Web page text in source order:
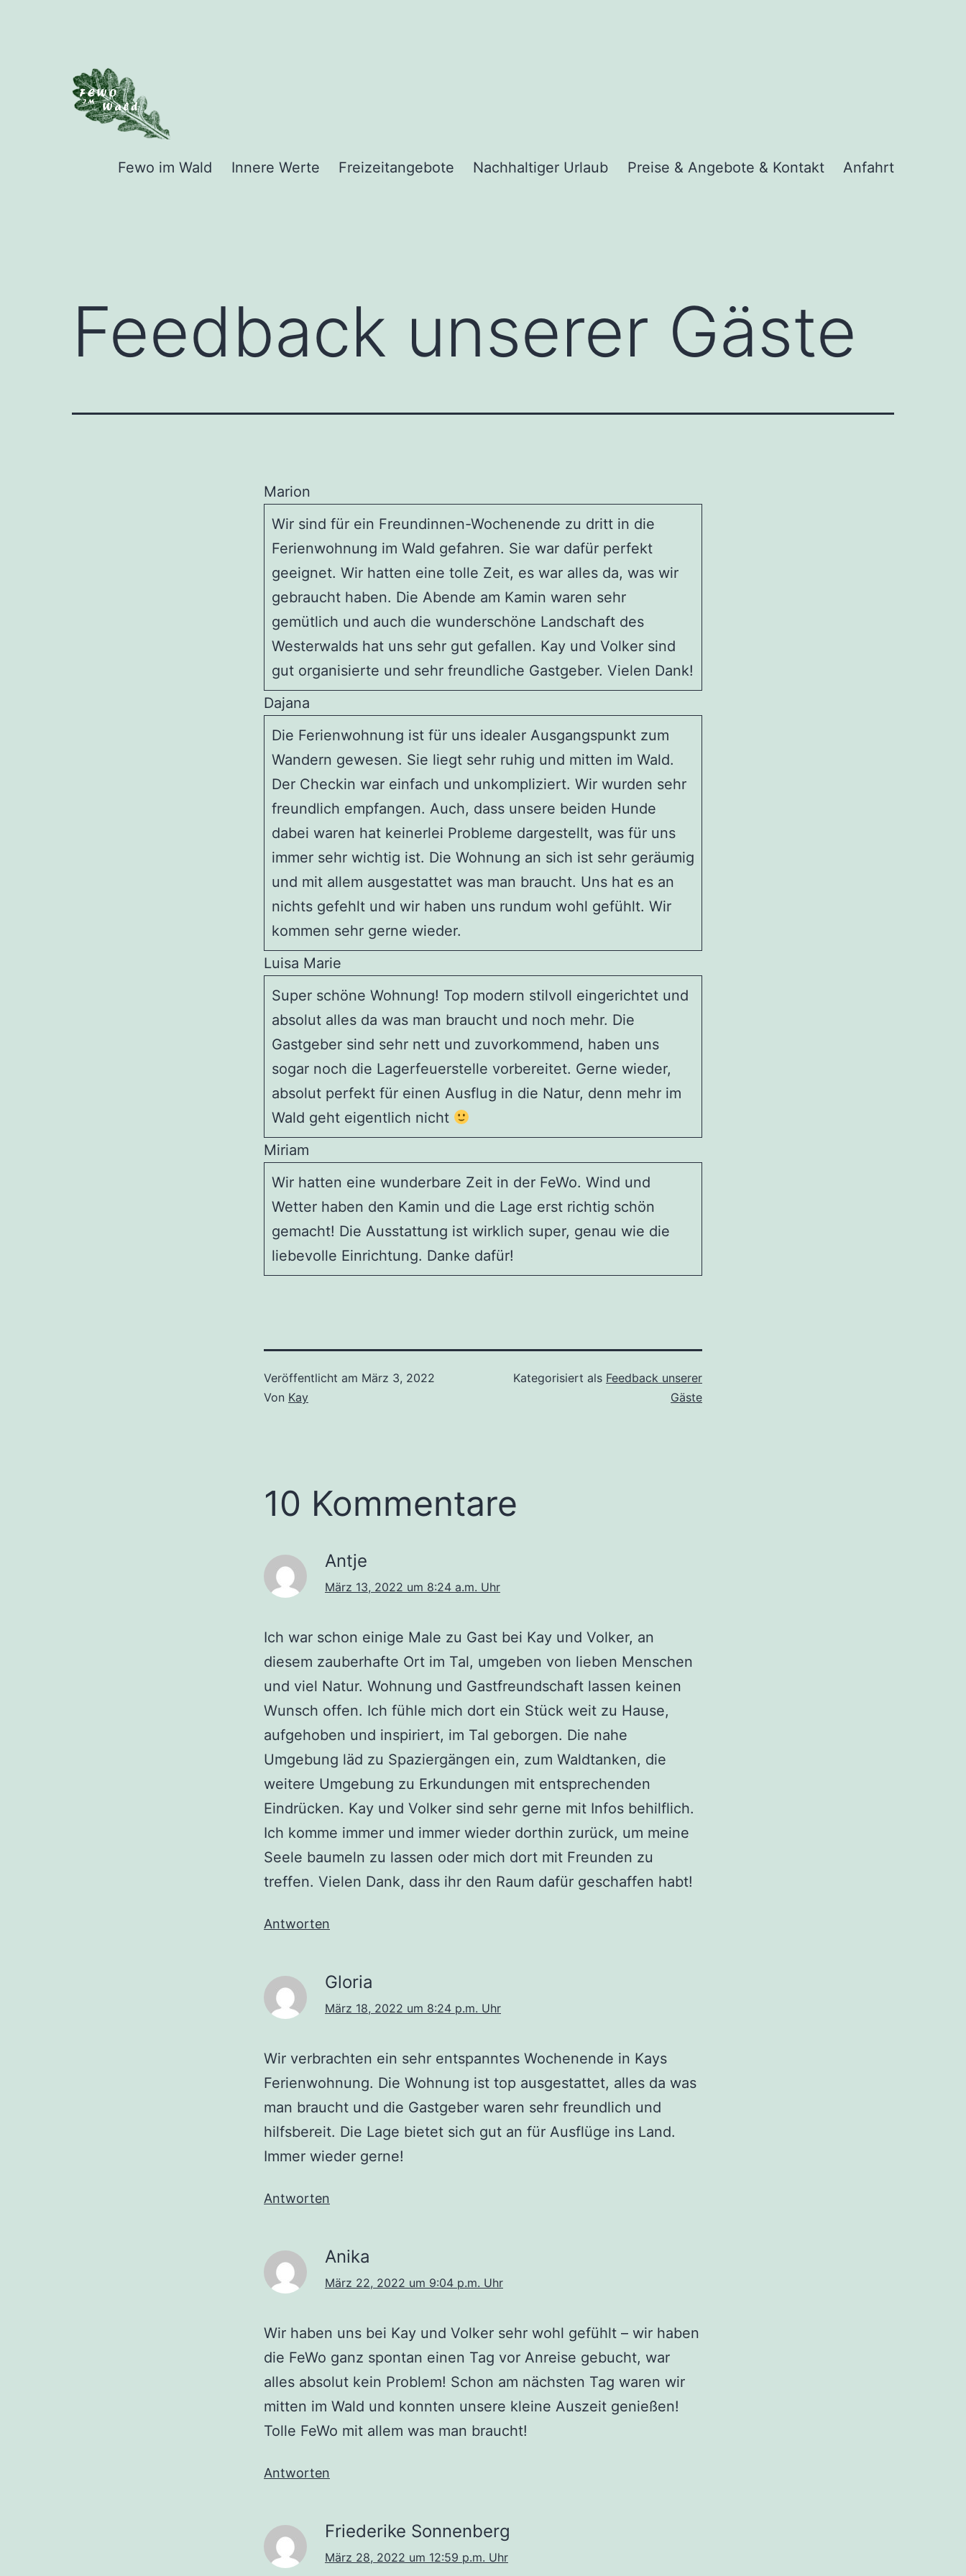
Ferienwohnung
Fewo im Wald Innere Werte Freizeitangebote Nachhaltiger Urlaub Preise & Angebote & Kontakt Anfahrt
Feedback unserer Gäste
Marion
Wir sind für ein Freundinnen-Wochenende zu dritt in die
Ferienwohnung im Wald gefahren. Sie war dafür perfekt
geeignet. Wir hatten eine tolle Zeit, es war alles da, was wir
gebraucht haben. Die Abende am Kamin waren sehr
gemütlich und auch die wunderschöne Landschaft des
Westerwalds hat uns sehr gut gefallen. Kay und Volker sind
gut organisierte und sehr freundliche Gastgeber. Vielen Dank!
Dajana
Die Ferienwohnung ist für uns idealer Ausgangspunkt zum
Wandern gewesen. Sie liegt sehr ruhig und mitten im Wald.
Der Checkin war einfach und unkompliziert. Wir wurden sehr
freundlich empfangen. Auch, dass unsere beiden Hunde
dabei waren hat keinerlei Probleme dargestellt, was für uns
immer sehr wichtig ist. Die Wohnung an sich ist sehr geräumig
und mit allem ausgestattet was man braucht. Uns hat es an
nichts gefehlt und wir haben uns rundum wohl gefühlt. Wir
kommen sehr gerne wieder.
Luisa Marie
Super schöne Wohnung! Top modern stilvoll eingerichtet und
absolut alles da was man braucht und noch mehr. Die
Gastgeber sind sehr nett und zuvorkommend, haben uns
sogar noch die Lagerfeuerstelle vorbereitet. Gerne wieder,
absolut perfekt für einen Ausflug in die Natur, denn mehr im
Wald geht eigentlich nicht
Miriam
Wir hatten eine wunderbare Zeit in der FeWo. Wind und
Wetter haben den Kamin und die Lage erst richtig schön
gemacht! Die Ausstattung ist wirklich super, genau wie die
liebevolle Einrichtung. Danke dafür!
Veröffentlicht am März 3, 2022
Von Kay
Kategorisiert als Feedback unserer
Gäste
10 Kommentare
Antje
März 13, 2022 um 8:24 a.m. Uhr
Ich war schon einige Male zu Gast bei Kay und Volker, an
diesem zauberhafte Ort im Tal, umgeben von lieben Menschen
und viel Natur. Wohnung und Gastfreundschaft lassen keinen
Wunsch offen. Ich fühle mich dort ein Stück weit zu Hause,
aufgehoben und inspiriert, im Tal geborgen. Die nahe
Umgebung läd zu Spaziergängen ein, zum Waldtanken, die
weitere Umgebung zu Erkundungen mit entsprechenden
Eindrücken. Kay und Volker sind sehr gerne mit Infos behilflich.
Ich komme immer und immer wieder dorthin zurück, um meine
Seele baumeln zu lassen oder mich dort mit Freunden zu
treffen. Vielen Dank, dass ihr den Raum dafür geschaffen habt!
Antworten
Gloria
März 18, 2022 um 8:24 p.m. Uhr
Wir verbrachten ein sehr entspanntes Wochenende in Kays
Ferienwohnung. Die Wohnung ist top ausgestattet, alles da was
man braucht und die Gastgeber waren sehr freundlich und
hilfsbereit. Die Lage bietet sich gut an für Ausflüge ins Land.
Immer wieder gerne!
Antworten
Anika
März 22, 2022 um 9:04 p.m. Uhr
Wir haben uns bei Kay und Volker sehr wohl gefühlt – wir haben
die FeWo ganz spontan einen Tag vor Anreise gebucht, war
alles absolut kein Problem! Schon am nächsten Tag waren wir
mitten im Wald und konnten unsere kleine Auszeit genießen!
Tolle FeWo mit allem was man braucht!
Antworten
Friederike Sonnenberg
März 28, 2022 um 12:59 p.m. Uhr